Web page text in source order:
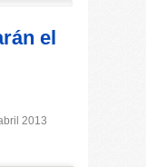
el
2013